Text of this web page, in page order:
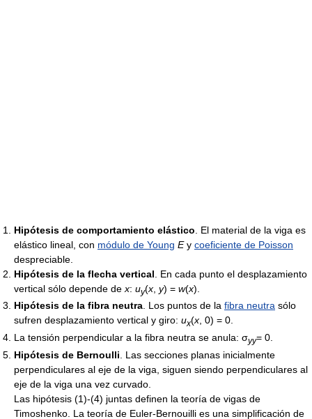
Hipótesis de comportamiento elástico . El material de la viga es
elástico lineal, con módulo de Young Ey coeficiente de Poisson
despreciable.
Hipótesis de la flecha vertical . En cada punto el desplazamiento
vertical sólo depende de x: uy(x y) = w(x).
Hipótesis de la fibra neutra. Los puntos de la fibra neutra sólo
sufren desplazamiento vertical y giro: ux(x, 0) = 0.
La tensión perpendicular a la fibra neutra se anula: σyy= 0.
Hipótesis de Bernoulli . Las secciones planas inicialmente
perpendiculares al eje de la viga, siguen siendo perpendiculares al
eje de la viga una vez curvado.
Las hipótesis (1)-(4) juntas definen la teoría de vigas de
Timoshenko. La teoría de Euler-Bernouilli es una simplificación de